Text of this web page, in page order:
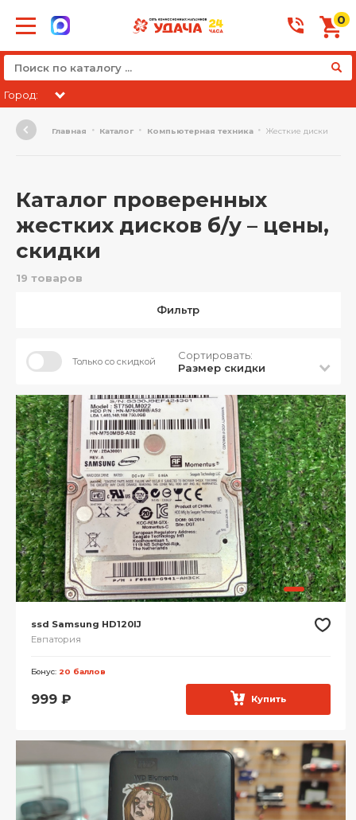
0
Город:
Главная Каталог Компьютерная техника Жесткие диски
Каталог проверенных
жестких дисков б/у – цены,
скидки
19 товаров
Фильтр
Только со скидкой
Сортировать:
Размер скидки
ssd Samsung HD120IJ
Евпатория
Бонус: 20 баллов
999 ₽ Купить